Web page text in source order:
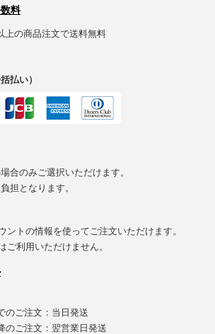
料
上の商品注文で送料無料
払い）
合のみご選択いただけます。
担となります。
ントの情報を使ってご注文いただけます。
利用いただけません。
のご注文：当日発送
のご注文：翌営業日発送